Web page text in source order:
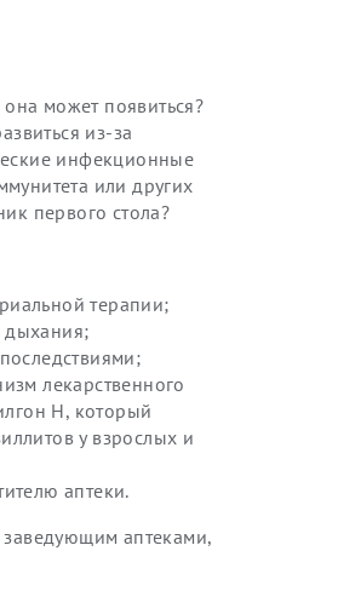
может появиться?
из-за
инфекционные
или других
первого стола?
терапии;
дыхания;
лекарственного
Н, который
у взрослых и
аптеки.
аптеками,